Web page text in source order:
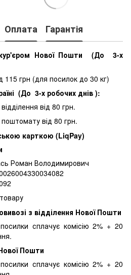
Оплата Гарантія
Нової Пошти (До3-х
115 грн (для посилок до 30 кг)
(До 3-х робочих днів ):
від 80 грн.
від 80 грн.
карткою (LiqPay)
Роман Володимирович
з відділення Нової Пошти
сплачує комісію 2% + 20
Пошти
сплачує комісію 2% + 20